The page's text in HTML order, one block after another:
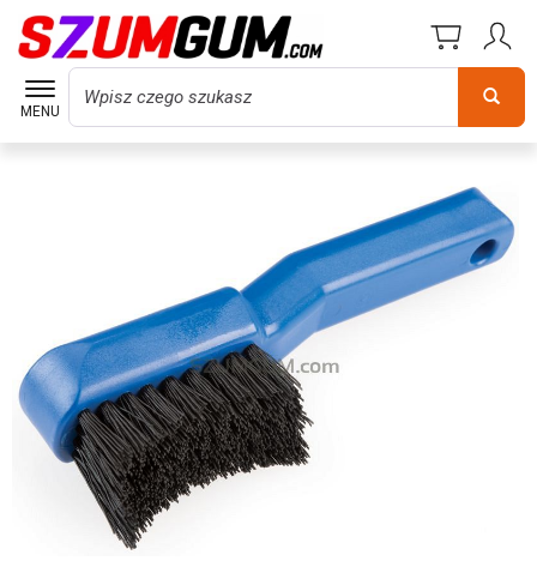
MENU
Wyszukaj